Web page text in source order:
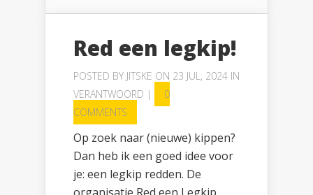
Red een legkip!
POSTED BY JITSKE ON 23 JUL, 2024 IN
VERANTWOORD |
0
COMMENTS
Op zoek naar (nieuwe) kippen?
Dan heb ik een goed idee voor
je: een legkip redden. De